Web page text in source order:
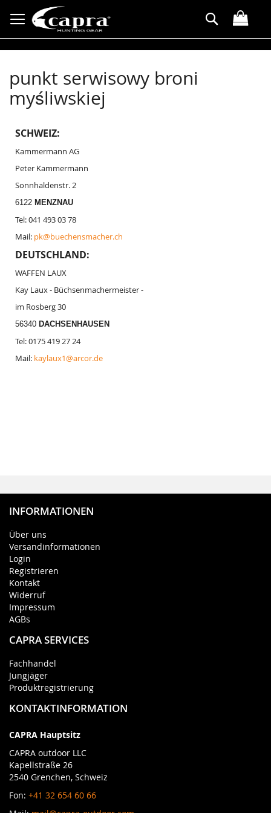
do
treści
Search
punkt serwisowy broni
myśliwskiej
SCHWEIZ:
Kammermann AG
Peter Kammermann
Sonnhaldenstr. 2
6122 MENZNAU
Tel: 041 493 03 78
Mail: pk@buechensmacher.ch
DEUTSCHLAND:
WAFFEN LAUX
Kay Laux - Büchsenmachermeister -
im Rosberg 30
56340 DACHSENHAUSEN
Tel: 0175 419 27 24
Mail: kaylaux1@arcor.de
INFORMATIONEN
Über uns
Versandinformationen
Login
Registrieren
Kontakt
Widerruf
Impressum
AGBs
CAPRA SERVICES
Fachhandel
Jungjäger
Produktregistrierung
KONTAKTINFORMATION
CAPRA Hauptsitz
CAPRA outdoor LLC
Kapellstraße 26
2540 Grenchen, Schweiz
Fon: +41 32 654 60 66